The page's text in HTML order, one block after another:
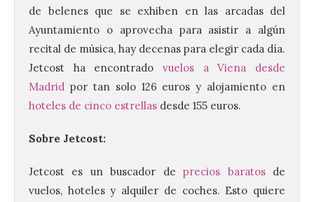
de belenes que se exhiben en las arcadas del
Ayuntamiento o aprovecha para asistir a algún
recital de música, hay decenas para elegir cada día.
Jetcost ha encontrado vuelos a Viena desde
Madrid por tan solo 126 euros y alojamiento en
hoteles de cinco estrellas desde 155 euros.
Sobre Jetcost:
Jetcost es un buscador deprecios baratosde
vuelos, hoteles y alquiler de coches. Esto quiere
La 69FIDMA ha acogido
este domingo una nueva
Astorga.